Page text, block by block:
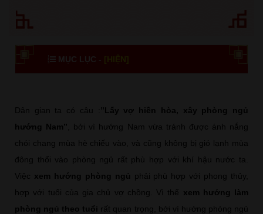
MỤC LỤC - [HIỆN]
Dân gian ta có câu : ”Lấy vợ hiền hòa, xây phòng ngủ
hướng Nam” , bởi vì hướng Nam vừa tránh được ánh nắng
chói chang mùa hè chiếu vào, và cũng không bị gió lạnh mùa
đông thổi vào phòng ngủ rất phù hợp với khí hậu nước ta.
Việc xem hướng phòng ngủ phải phù hợp với phong thủy,
hợp với tuổi của gia chủ vợ chồng. Vì thế xem hướng làm
phòng ngủ theo tuổi rất quan trọng, bởi vì hướng phòng ngủ